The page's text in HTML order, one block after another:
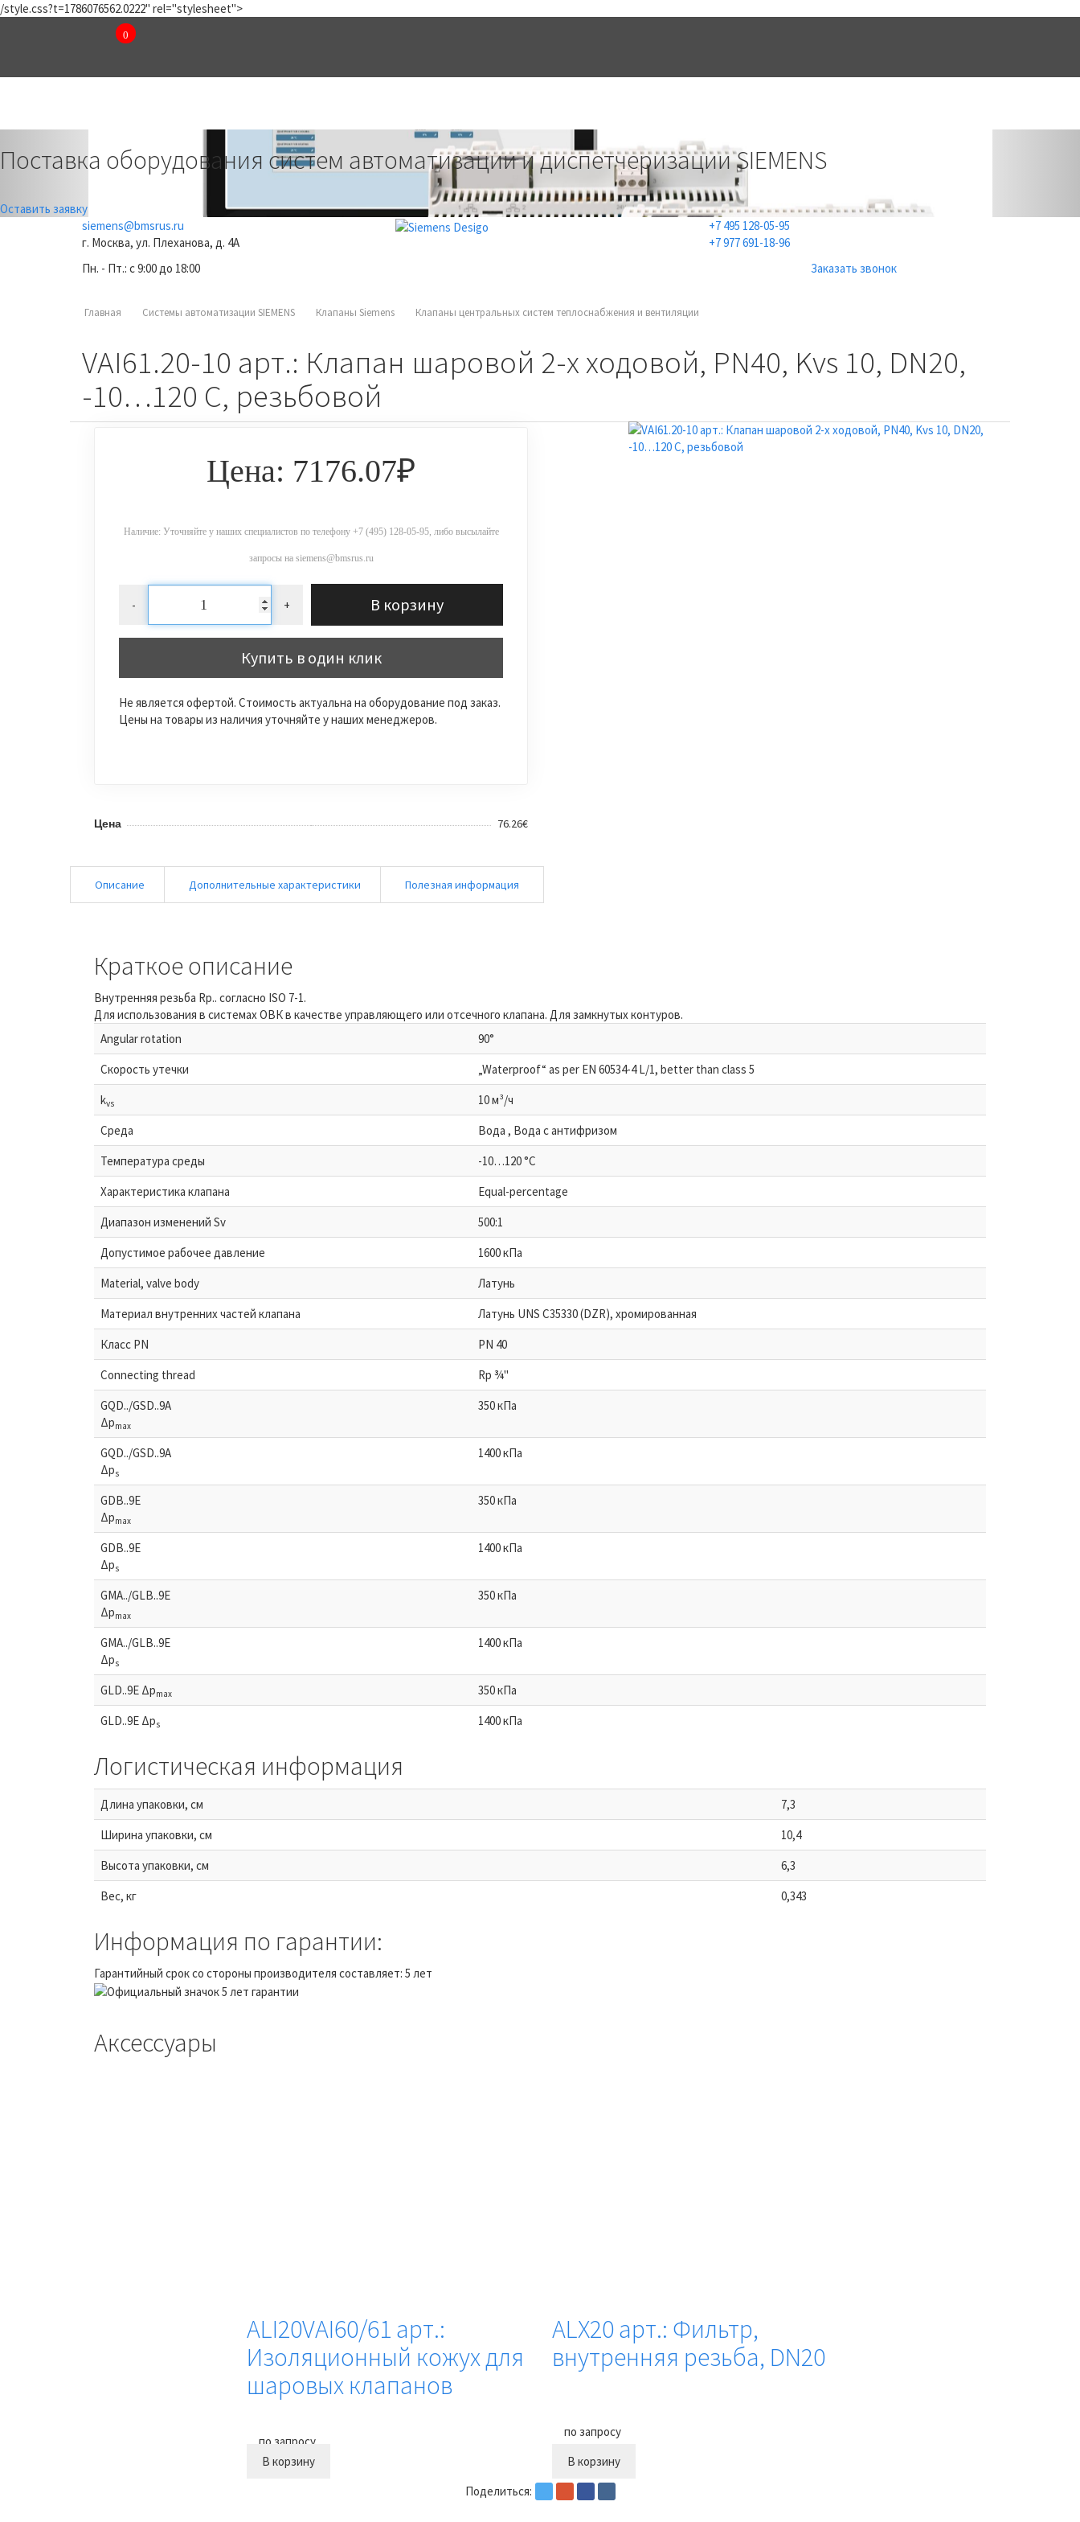
/style.css?t=1786076562.0222" rel="stylesheet">
0
Поставка оборудования систем автоматизации и диспетчеризации SIEMENS
Оставить заявку
siemens@bmsrus.ru
г. Москва, ул. Плеханова, д. 4А
Пн. - Пт.: c 9:00 до 18:00
+7 495 128-05-95
+7 977 691-18-96
Заказать звонок
Главная Системы автоматизации SIEMENS Клапаны Siemens Клапаны центральных систем теплоснабжения и вентиляции
VAI61.20-10 арт.: Клапан шаровой 2-х ходовой, PN40, Kvs 10, DN20,
-10…120 C, резьбовой
Цена: 7176.07₽
Наличие: Уточняйте у наших специалистов по телефону +7 (495) 128-05-95, либо высылайте
запросы на siemens@bmsrus.ru
- + В корзину
Купить в один клик
Не является офертой. Стоимость актуальна на оборудование под заказ.
Цены на товары из наличия уточняйте у наших менеджеров.
Цена 76.26€
Описание Дополнительные характеристики Полезная информация
Краткое описание
Внутренняя резьба Rp.. согласно ISO 7-1.
Для использования в системах ОВК в качестве управляющего или отсечного клапана. Для замкнутых контуров.
Angular rotation
90°
Скорость утечки
„Waterproof“ as per EN 60534-4 L/1, better than class 5
kvs
10 м³/ч
Среда
Bодa , Bодa с антифризом
Температура среды
-10…120 °C
Характеристика клапана
Equal-percentage
Диапазон изменений Sv
500:1
Допустимое рабочее давление
1600 кПа
Material, valve body
Латунь
Материал внутренних частeй клапана
Латунь UNS C35330 (DZR), хромированная
Класс PN
PN 40
Connecting thread
Rp ¾"
GQD../GSD..9A
Δpmax
350 кПа
GQD../GSD..9A
Δps
1400 кПа
GDB..9E
Δpmax
350 кПа
GDB..9E
Δps
1400 кПа
GMA../GLB..9E
Δpmax
350 кПа
GMA../GLB..9E
Δps
1400 кПа
GLD..9E Δpmax
350 кПа
GLD..9E Δps 1400 кПа
Логистическая информация
Длина упаковки, см
7,3
Ширина упаковки, см
10,4
Высота упаковки, см
6,3
Вес, кг
0,343
Информация по гарантии:
Гарантийный срок со стороны производителя составляет: 5 лет
Аксессуары
ALI20VAI60/61 арт.:
Изоляционный кожух для
шаровых клапанов
по запросу
Купить в 1 клик
В корзину
ALX20 арт.: Фильтр,
внутренняя резьба, DN20
по запросу
Купить в 1 клик
В корзину
Поделиться: